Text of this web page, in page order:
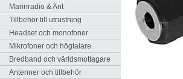
Marinradio & Ant
Tillbehör till utrustning
Headset och monofoner
Mikrofoner och högtalare
Bredband och världsmottagare
Antenner och tillbehör